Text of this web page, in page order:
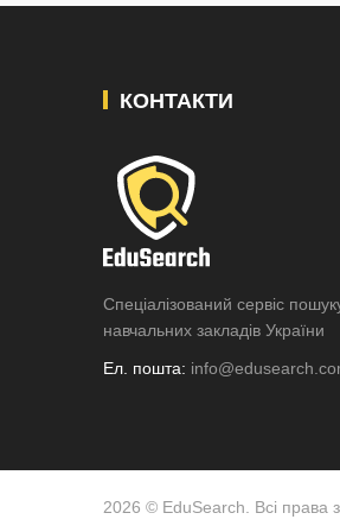
КОНТАКТИ
Спеціалізований сервіс
навчальних закладів України
Ел. пошта:
2026 © EduSearch. Всі права